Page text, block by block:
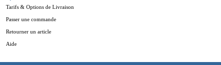
Tarifs & Options de Livraison
Passer une commande
Retourner un article
Aide